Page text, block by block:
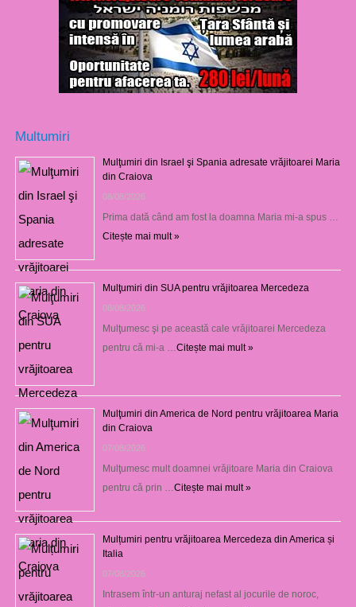
Multumiri
Mulţumiri din Israel şi Spania adresate vrăjitoarei Maria
din Craiova
08/08/2026
Prima dată când am fost la doamna Maria mi-a spus …
Citește mai mult »
Mulţumiri din SUA pentru vrăjitoarea Mercedeza
08/08/2026
Mulţumesc şi pe această cale vrăjitoarei Mercedeza
pentru că mi-a …Citește mai mult »
Mulţumiri din America de Nord pentru vrăjitoarea Maria
din Craiova
07/08/2026
Mulţumesc mult doamnei vrăjitoare Maria din Craiova
pentru că prin …Citește mai mult »
Mulțumiri pentru vrăjitoarea Mercedeza din America și
Italia
07/08/2026
Intrasem într-un anturaj nefast al jocurile de noroc,